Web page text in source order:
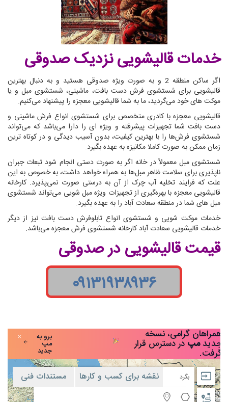
خدمات قالیشویی نزدیک صدوقی
اگر ساکن منطقه 2 و به صورت ویژه صدوقی هستید و به دنبال بهترین
قالیشویی برای شستشوی فرش دست بافت، ماشینی، شستشوی مبل و یا
موکت های خود می‌گردید، ما به شما قالیشویی معجزه را پیشنهاد می‌کنیم.
قالیشویی معجزه با کادری متخصص برای شستشوی انواع فرش ماشینی و
دست بافت شما تجهیزات پیشرفته و ویژه ای را دارا می‌باشد که می‌تواند
شستشوی فرش‌ها را با بهترین کیفیت، بدون آسیب دیدگی و در کوتاه ترین
زمان ممکن به صورت کاملا مکانیزه به عهده بگیرد.
شستشوی مبل معمولاً در خانه اگر به صورت دستی انجام شود تبعات جبران
ناپذیری برای سلامت ظاهر مبل‌ها به همراه خواهد داشت، به خصوص به این
علت که فرایند تخلیه آب چرک از آن به درستی صورت نمی‌پذیرد. کارخانه
قالیشویی معجزه با بهره‌گیری از تجهیزات ویژه مبل شویی می‌تواند شستشوی
مبل های شما در منطقه سعادت آباد را به عهده بگیرد.
خدمات موکت شویی و شستشوی انواع تابلوفرش دست بافت نیز از دیگر
خدمات قالیشویی سعادت آباد کارخانه شستشوی فرش معجزه می‌باشد.
قیمت قالیشویی در صدوقی
۰۹۱۳۱۹۳۸۹۳۶